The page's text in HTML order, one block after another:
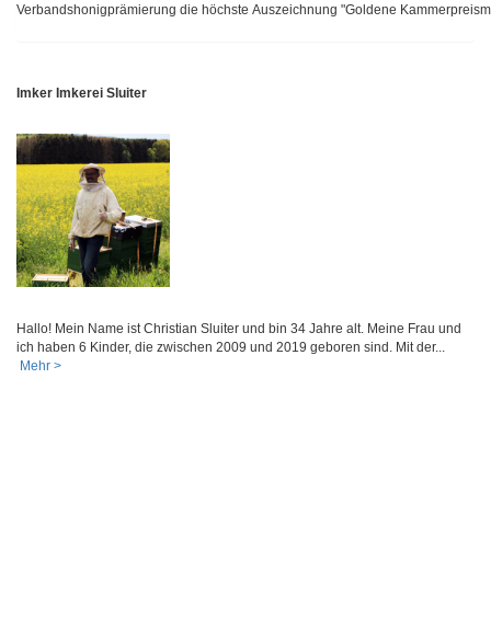
Verbandshonigprämierung die höchste Auszeichnung "Goldene
Imker Imkerei Sluiter
Hallo! Mein Name ist Christian Sluiter und bin 34 Jahre alt. Meine Frau und
ich haben 6 Kinder, die zwischen 2009 und 2019 geboren sind. Mit der...
Mehr >